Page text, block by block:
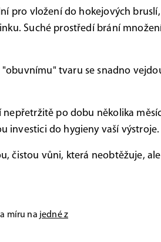
pro vložení do hokejových bruslí,
Suché prostředí brání
tvaru se snadno
po dobu několika
investici do hygieny vaší výstroje.
čistou vůni, která neobtěžuje,
míru na jedné z